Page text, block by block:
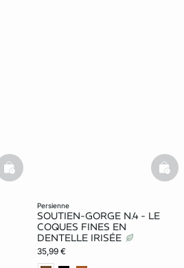
basketfull
persienne
SOUTIEN-GORGE N.4 - LE
COQUES FINES EN
DENTELLE IRISÉE
35,99 €